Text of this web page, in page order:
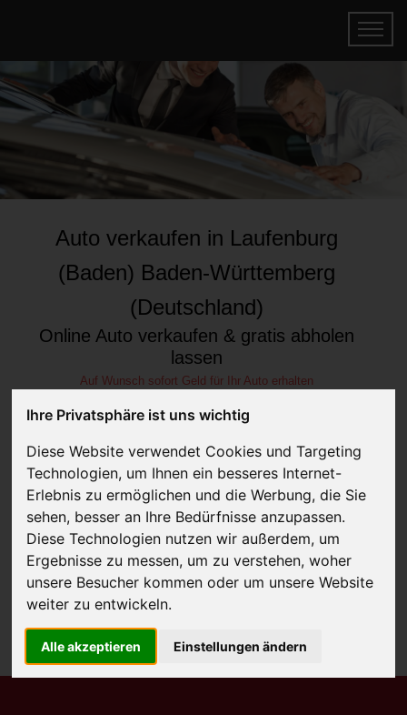
Ihre Privatsphäre ist uns wichtig
Diese Website verwendet Cookies und Targeting
Technologien, um Ihnen ein besseres Internet-
Erlebnis zu ermöglichen und die Werbung, die Sie
sehen, besser an Ihre Bedürfnisse anzupassen.
Diese Technologien nutzen wir außerdem, um
Ergebnisse zu messen, um zu verstehen, woher
unsere Besucher kommen oder um unsere Website
weiter zu entwickeln.
Alle akzeptieren Einstellungen ändern
Auto verkaufen in Laufenburg
(Baden) Baden-Württemberg
(Deutschland)
Online Auto verkaufen & gratis abholen
lassen
Auf Wunsch sofort Geld für Ihr Auto erhalten
JETZT KOSTENLOSE BEWERTUNG
Kostenloses Angebotfür den Ankauf Ihres Autos inklusive der
Abholung, auf Wunsch sofort Geld. Ihre Daten werden nicht mit Dritten
Wir garantieren 100% Sicherheit.